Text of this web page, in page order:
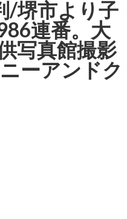
/堺市より子
連番。大
写真館撮影
ーアンドク